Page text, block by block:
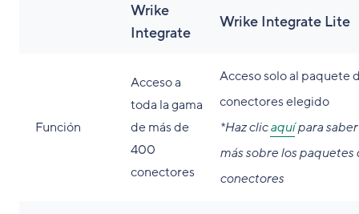
Wrike
Integrate
Wrike Integrate Lite
Función
Acceso a
toda la gama
de más de
400
conectores
Acceso solo al paquete
conectores elegido
*Haz clicaquípara saber
más sobre los paquetes
conectores